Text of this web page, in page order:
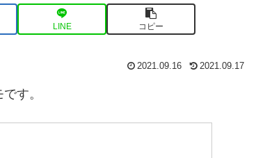
LINE コピー
2021.09.16 2021.09.17
す。